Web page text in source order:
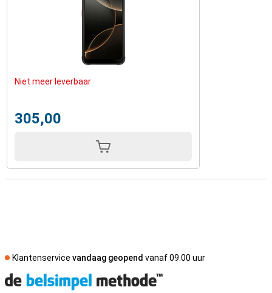
Niet meer leverbaar
305,00
Klantenservice vandaag geopend vanaf 09.00 uur